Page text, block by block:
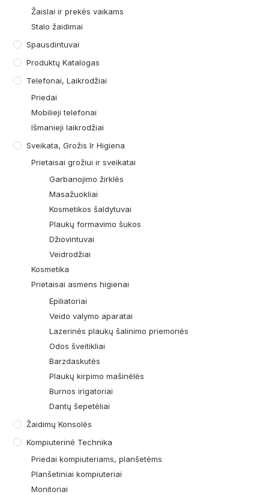
Žaislai ir prekės vaikams
Stalo žaidimai
Spausdintuvai
Produktų Katalogas
Telefonai, Laikrodžiai
Priedai
Mobilieji telefonai
Išmanieji laikrodžiai
Sveikata, Grožis Ir Higiena
Prietaisai grožiui ir sveikatai
Garbanojimo žirklės
Masažuokliai
Kosmetikos šaldytuvai
Plaukų formavimo šukos
Džiovintuvai
Veidrodžiai
Kosmetika
Prietaisai asmens higienai
Epiliatoriai
Veido valymo aparatai
Lazerinės plaukų šalinimo priemonės
Odos šveitikliai
Barzdaskutės
Plaukų kirpimo mašinėlės
Burnos irigatoriai
Dantų šepetėliai
Žaidimų Konsolės
Kompiuterinė Technika
Priedai kompiuteriams, planšetėms
Planšetiniai kompiuteriai
Monitoriai